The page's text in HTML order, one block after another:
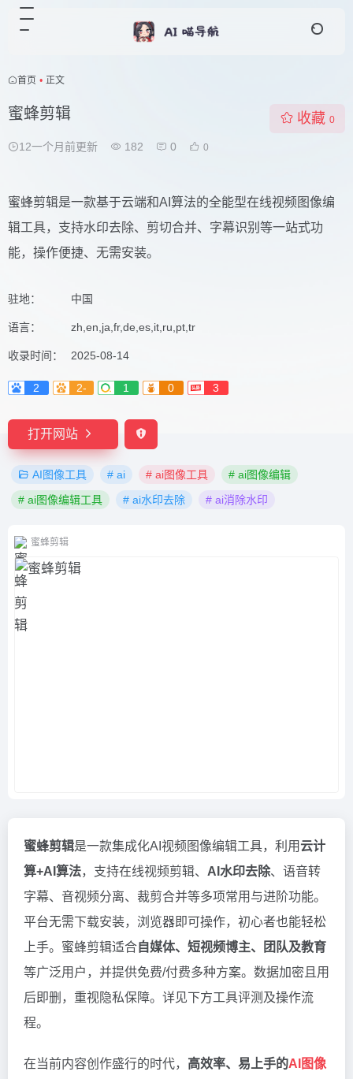
首页 • 正文
蜜蜂剪辑
12一个月前更新 182 0 0
收藏 0
蜜蜂剪辑是一款基于云端和AI算法的全能型在线视频图像编
辑工具，支持水印去除、剪切合并、字幕识别等一站式功
能，操作便捷、无需安装。
驻地： 中国
语言： zh,en,ja,fr,de,es,it,ru,pt,tr
收录时间： 2025-08-14
2 2- 1 0 3
打开网站
AI图像工具 # ai # ai图像工具
# ai图像编辑
# ai图像编辑工具
# ai水印去除 # ai消除水印
蜜蜂剪辑
蜜蜂剪辑是一款集成化AI视频图像编辑工具，利用 云计
算+AI算法，支持在线视频剪辑、 AI水印去除、语音转
字幕、音视频分离、裁剪合并等多项常用与进阶功能。
平台无需下载安装，浏览器即可操作，初心者也能轻松
上手。蜜蜂剪辑适合自媒体、短视频博主、团队及教育
等广泛用户，并提供免费/付费多种方案。数据加密且用
后即删，重视隐私保障。详见下方工具评测及操作流
程。
在当前内容创作盛行的时代， 高效率、易上手的AI图像